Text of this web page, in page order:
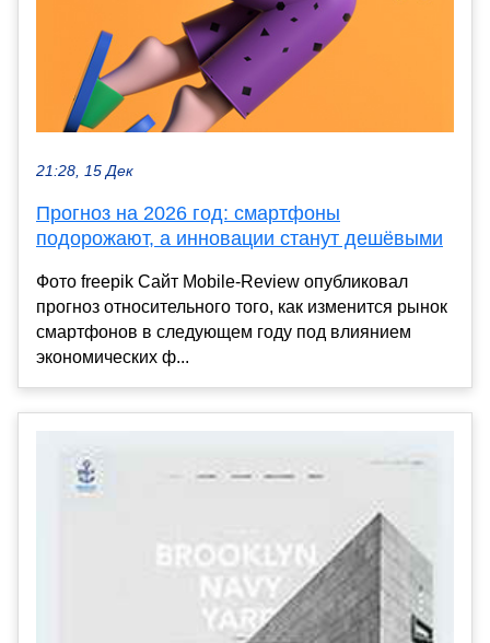
21:28, 15 Дек
Прогноз на 2026 год: смартфоны
подорожают, а инновации станут дешёвыми
Фото freepik Сайт Mobile-Review опубликовал
прогноз относительного того, как изменится рынок
смартфонов в следующем году под влиянием
экономических ф...